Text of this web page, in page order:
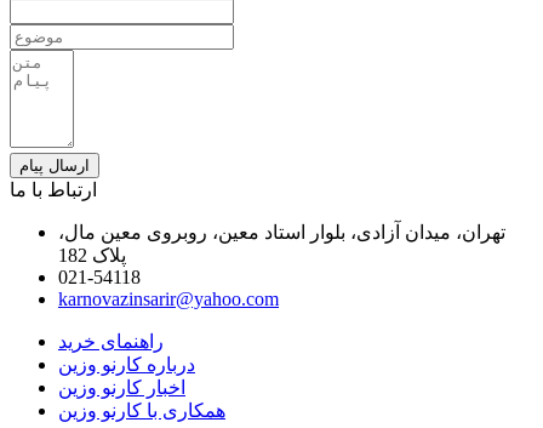
ارسال پیام
ارتباط با ما
تهران، میدان آزادی، بلوار استاد معین، روبروی معین مال،
پلاک 182
021-54118
karnovazinsarir@yahoo.com
راهنمای خرید
درباره کارنو وزین
اخبار کارنو وزین
همکاری با کارنو وزین